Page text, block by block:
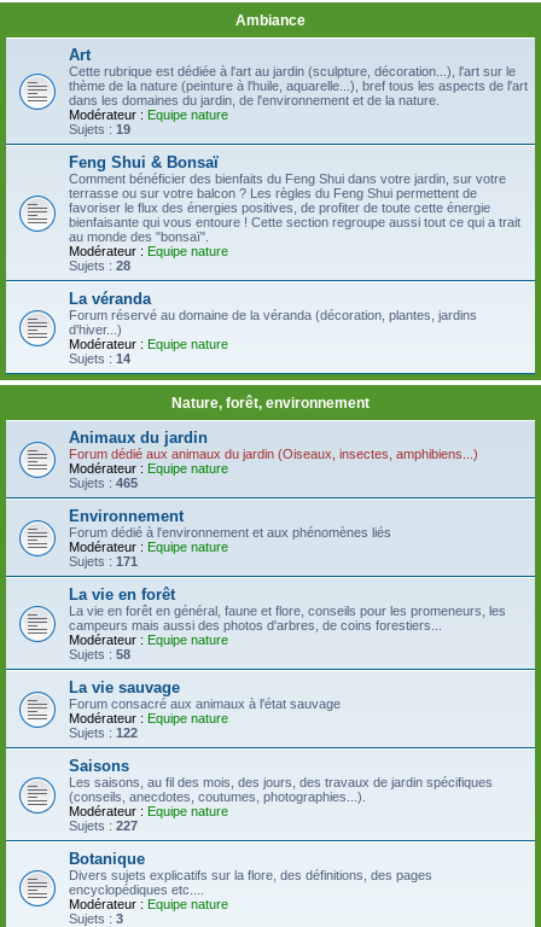
Ambiance
Art
Cette rubrique est dédiée à l'art au jardin (sculpture, décoration...), l'art sur le
thème de la nature (peinture à l'huile, aquarelle...), bref tous les aspects de l'art
dans les domaines du jardin, de l'environnement et de la nature.
Modérateur : Equipe nature
Sujets : 19
Feng Shui & Bonsaï
Comment bénéficier des bienfaits du Feng Shui dans votre jardin, sur votre
terrasse ou sur votre balcon ? Les règles du Feng Shui permettent de
favoriser le flux des énergies positives, de profiter de toute cette énergie
bienfaisante qui vous entoure ! Cette section regroupe aussi tout ce qui a trait
au monde des "bonsaï".
Modérateur : Equipe nature
Sujets : 28
La véranda
Forum réservé au domaine de la véranda (décoration, plantes, jardins
d'hiver...)
Modérateur : Equipe nature
Sujets : 14
Nature, forêt, environnement
Animaux du jardin
Forum dédié aux animaux du jardin (Oiseaux, insectes, amphibiens...)
Modérateur : Equipe nature
Sujets : 465
Environnement
Forum dédié à l'environnement et aux phénomènes liés
Modérateur : Equipe nature
Sujets : 171
La vie en forêt
La vie en forêt en général, faune et flore, conseils pour les promeneurs, les
campeurs mais aussi des photos d'arbres, de coins forestiers...
Modérateur : Equipe nature
Sujets : 58
La vie sauvage
Forum consacré aux animaux à l'état sauvage
Modérateur : Equipe nature
Sujets : 122
Saisons
Les saisons, au fil des mois, des jours, des travaux de jardin spécifiques
(conseils, anecdotes, coutumes, photographies...).
Modérateur : Equipe nature
Sujets : 227
Botanique
Divers sujets explicatifs sur la flore, des définitions, des pages
encyclopédiques etc....
Modérateur : Equipe nature
Sujets : 3